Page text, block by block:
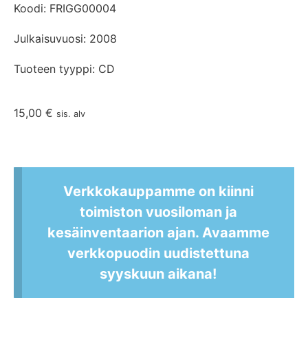
Koodi: FRIGG00004
Julkaisuvuosi: 2008
Tuoteen tyyppi: CD
15,00 € sis. alv
Verkkokauppamme on kiinni
toimiston vuosiloman ja
kesäinventaarion ajan. Avaamme
verkkopuodin uudistettuna
syyskuun aikana!